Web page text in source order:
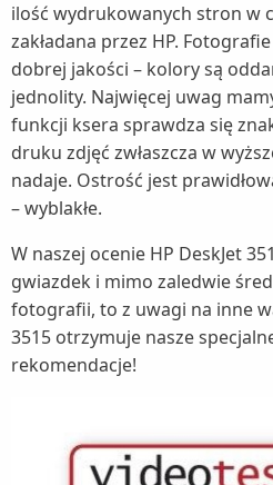
ilość wydrukowanych stron w
zakładana przez HP.
dobrej jakości – kolory są
jednolity. Najwięcej uwag
funkcji ksera sprawdza się
druku zdjęć zwłaszcza w
nadaje. Ostrość jest
– wyblakłe.
W naszej ocenie HP DeskJet
gwiazdek i mimo zaledwie
fotografii, to z uwagi na inne
3515 otrzymuje nasze
rekomendacje!